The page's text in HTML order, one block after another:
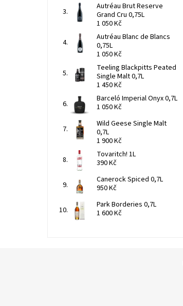
Autréau Brut Reserve
Grand Cru 0,75L
1 050 Kč
Autréau Blanc de Blancs
0,75L
1 050 Kč
Teeling Blackpitts Peated
Single Malt 0,7L
1 450 Kč
Barceló Imperial Onyx 0,7L
1 050 Kč
Wild Geese Single Malt
0,7L
1 900 Kč
Tovaritch! 1L
390 Kč
Canerock Spiced 0,7L
950 Kč
Park Borderies 0,7L
1 600 Kč